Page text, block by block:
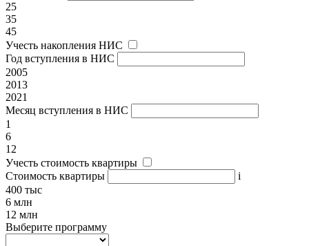
25
35
45
Учесть накопления НИС
Год вступления в НИС
2005
2013
2021
Месяц вступления в НИС
1
6
12
Учесть стоимость квартиры
Стоимость квартиры
i
400 тыс
6 млн
12 млн
Выберите программу